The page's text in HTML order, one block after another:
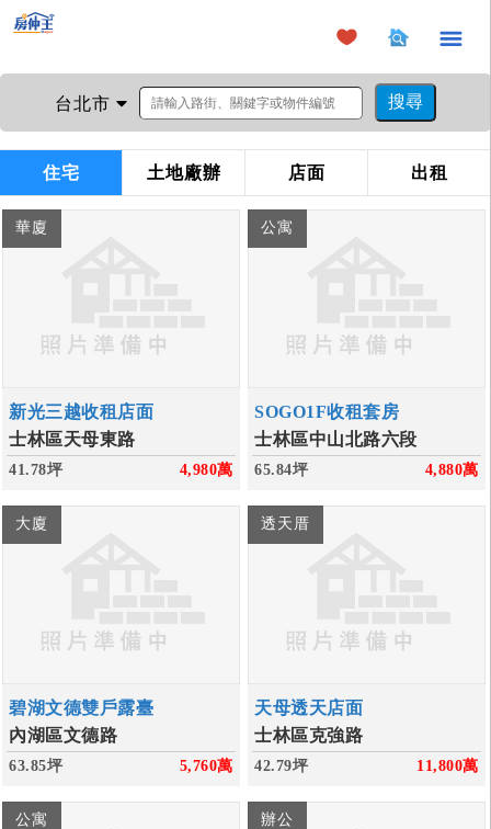
×
台北市
住宅 土地廠辦 店面 出租
華廈
新光三越收租店面
士林區天母東路
41.78坪 4,980萬
公寓
SOGO1F收租套房
士林區中山北路六段
65.84坪 4,880萬
大廈
碧湖文德雙戶露臺
內湖區文德路
63.85坪 5,760萬
透天厝
天母透天店面
士林區克強路
42.79坪 11,800萬
公寓 辦公